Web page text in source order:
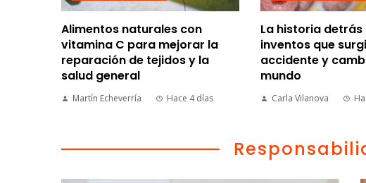
Alimentos naturales con
vitamina C para mejorar la
reparación de tejidos y la
salud general
Martín Echeverría Hace 4 días
La historia detrás
inventos que
accidente y
mundo
Carla Vilanova